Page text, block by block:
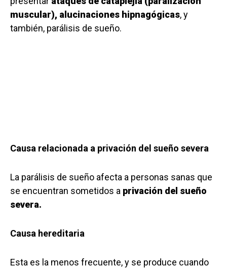
muscular), alucinaciones hipnagógicas, y
también, parálisis de sueño.
Causa relacionada a privación del sueño severa
La parálisis de sueño afecta a personas sanas que
se encuentran sometidos a privación del sueño
severa.
Causa hereditaria
Esta es la menos frecuente, y se produce cuando